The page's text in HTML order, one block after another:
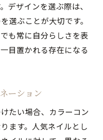
デザインを選ぶ際は、
選ぶことが大切です。
も常に自分らしさを表
目置かれる存在になる
ーション
たい場合、カラーコン
ます。人気ネイルとし